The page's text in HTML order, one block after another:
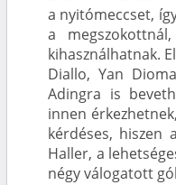
a nyitómeccset,
a
kihasználhatnak.
Diallo, Yan
Adingra is
innen
kérdéses, hiszen
Haller, a
négy válogatott